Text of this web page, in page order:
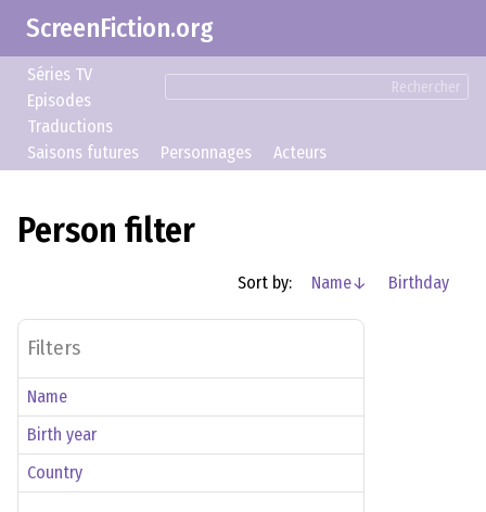
ScreenFiction.org
Rechercher
Séries TV
Episodes
Traductions
Saisons futures
Personnages Acteurs
Person filter
Sort by: Name↓ Birthday
Filters
Name
Birth year
Country